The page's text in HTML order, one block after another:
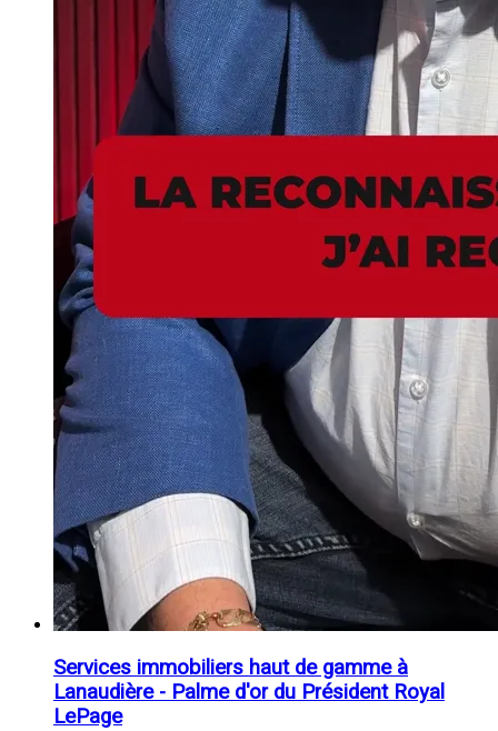
Services immobiliers haut de gamme à
Lanaudière - Palme d'or du Président Royal
LePage